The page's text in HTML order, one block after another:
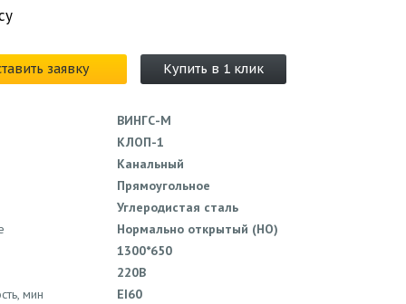
заявку Купить в 1 клик
ВИНГС-М
КЛОП-1
Канальный
Прямоугольное
Углеродистая сталь
Нормально открытый (НО)
1300*650
220В
мин
EI60